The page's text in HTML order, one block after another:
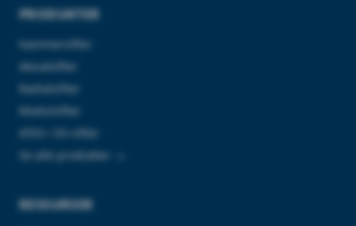
PRODUKTER
Kammervifter
Aksialvifter
Radialvifter
Modulvifter
ATEX / EX-vifter
Se alle produkter →
RESSURSER